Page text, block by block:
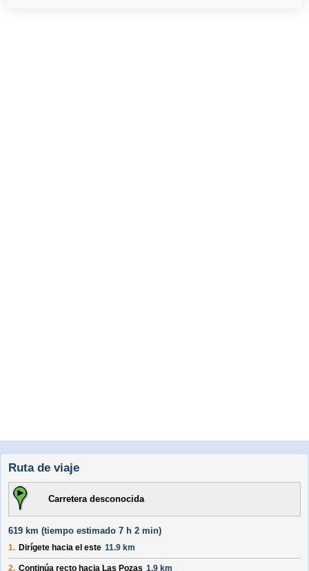
Ruta de viaje
Carretera desconocida
619 km (tiempo estimado 7 h 2 min)
1. Dirígete hacia el este 11.9 km
2. Continúa recto hacia Las Pozas 1.9 km